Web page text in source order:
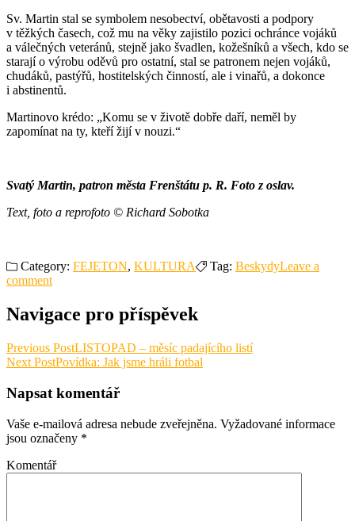
Sv. Martin stal se symbolem nesobectví, obětavosti a podpory
v těžkých časech, což mu na věky zajistilo pozici ochránce vojáků
a válečných veteránů, stejně jako švadlen, kožešníků a všech, kdo se
starají o výrobu oděvů pro ostatní, stal se patronem nejen vojáků,
chudáků, pastýřů, hostitelských činností, ale i vinařů, a dokonce
i abstinentů.
Martinovo krédo: „Komu se v životě dobře daří, neměl by
zapomínat na ty, kteří žijí v nouzi.“
Svatý Martin, patron města Frenštátu p. R. Foto z oslav.
Text, foto a reprofoto © Richard Sobotka
Category: FEJETON, KULTURA Tag: BeskydyLeave a
comment
Navigace pro příspěvek
Previous PostLISTOPAD – měsíc padajícího listí
Next PostPovídka: Jak jsme hráli fotbal
Napsat komentář
Vaše e-mailová adresa nebude zveřejněna. Vyžadované informace
jsou označeny *
Komentář